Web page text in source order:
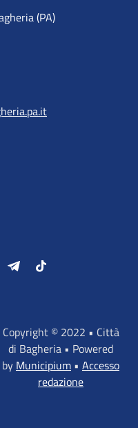
(PA)
LinkedIn TelegramTiktok
Copyright © 2022 • Città
di Bagheria • Powered
by Municipium • Accesso
redazione